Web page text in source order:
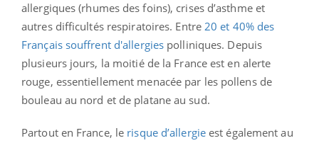
allergiques (rhumes des foins), crises d’asthme et
autres difficultés respiratoires. Entre20 et 40% des
Français souffrent d'allergies polliniques. Depuis
plusieurs jours, la moitié de la France est en alerte
rouge, essentiellement menacée par les pollens de
bouleau au nord et de platane au sud.
Partout en France, le risque d’allergieest également au